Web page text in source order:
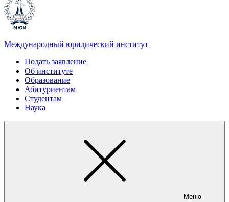
Международный юридический институт
Подать заявление
Об институте
Образование
Абитуриентам
Студентам
Наука
Меню